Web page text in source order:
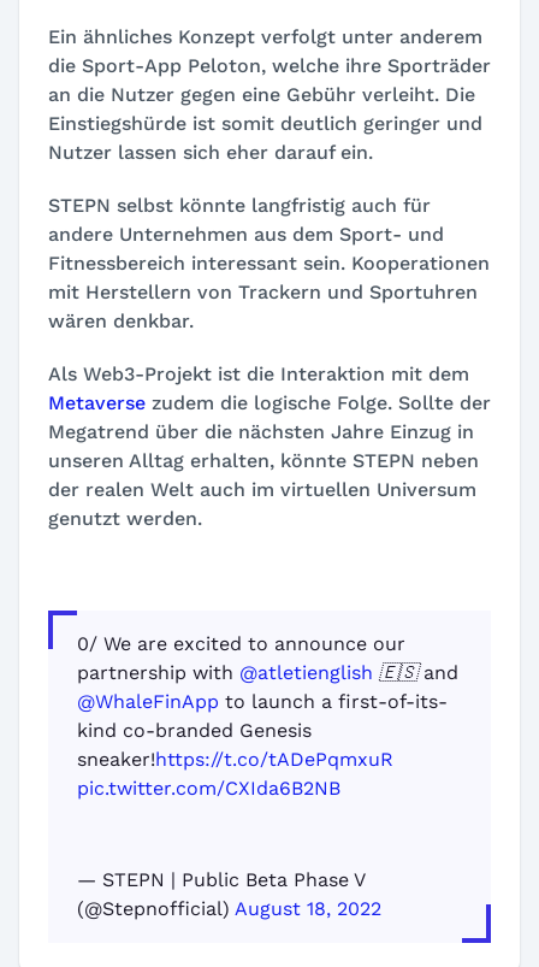
Ein ähnliches Konzept verfolgt unter anderem
die Sport-App Peloton, welche ihre Sporträder
an die Nutzer gegen eine Gebühr verleiht. Die
Einstiegshürde ist somit deutlich geringer und
Nutzer lassen sich eher darauf ein.
STEPN selbst könnte langfristig auch für
andere Unternehmen aus dem Sport- und
Fitnessbereich interessant sein. Kooperationen
mit Herstellern von Trackern und Sportuhren
wären denkbar.
Als Web3-Projekt ist die Interaktion mit dem
Metaverse zudem die logische Folge. Sollte der
Megatrend über die nächsten Jahre Einzug in
unseren Alltag erhalten, könnte STEPN neben
der realen Welt auch im virtuellen Universum
genutzt werden.
0/ We are excited to announce our
partnership with @atletienglish 🇪🇸 and
@WhaleFinApp to launch a first-of-its-
kind co-branded Genesis
sneaker!https://t.co/tADePqmxuR
pic.twitter.com/CXIda6B2NB
— STEPN | Public Beta Phase V
(@Stepnofficial) August 18, 2022